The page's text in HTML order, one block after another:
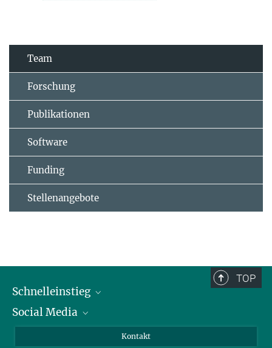
Team
Forschung
Publikationen
Software
Funding
Stellenangebote
TOP
Schnelleinstieg
Alumni
Social Media
Kontakt